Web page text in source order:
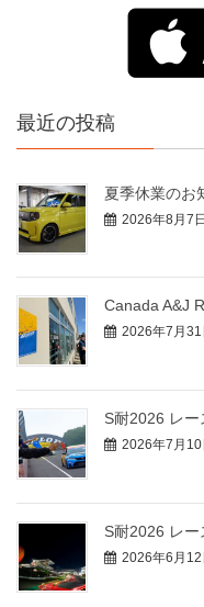
最近の投稿
夏季休業のお
2026年8月7日
Canada A&J
2026年7月31
S耐2026 レ
2026年7月10
S耐2026 レ
2026年6月12